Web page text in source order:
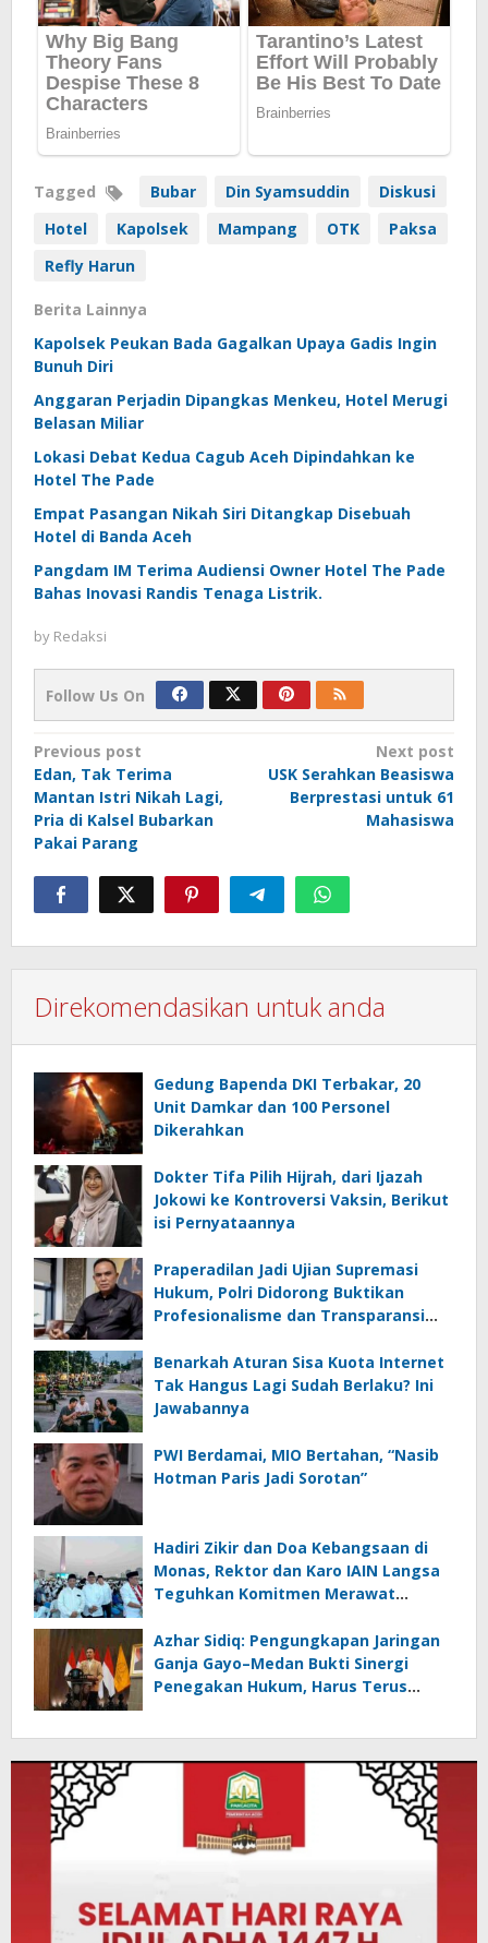
Tagged Bubar Din Syamsuddin
Diskusi
Hotel
Kapolsek Mampang OTK
Paksa
Refly Harun
Berita Lainnya
Kapolsek Peukan Bada Gagalkan Upaya Gadis Ingin
Bunuh Diri
Anggaran Perjadin Dipangkas Menkeu, Hotel Merugi
Belasan Miliar
Lokasi Debat Kedua Cagub Aceh Dipindahkan ke
Hotel The Pade
Empat Pasangan Nikah Siri Ditangkap Disebuah
Hotel di Banda Aceh
Pangdam IM Terima Audiensi Owner Hotel The Pade
Bahas Inovasi Randis Tenaga Listrik.
by Redaksi
Follow Us On
Post
navigation
Previous post
Edan, Tak Terima
Mantan Istri Nikah Lagi,
Pria di Kalsel Bubarkan
Pakai Parang
Next post
USK Serahkan Beasiswa
Berprestasi untuk 61
Mahasiswa
Direkomendasikan untuk anda
Gedung Bapenda DKI Terbakar, 20
Unit Damkar dan 100 Personel
Dikerahkan
Dokter Tifa Pilih Hijrah, dari Ijazah
Jokowi ke Kontroversi Vaksin, Berikut
isi Pernyataannya
Praperadilan Jadi Ujian Supremasi
Hukum, Polri Didorong Buktikan
Profesionalisme dan Transparansi
Benarkah Aturan Sisa Kuota Internet
Tak Hangus Lagi Sudah Berlaku? Ini
Jawabannya
PWI Berdamai, MIO Bertahan, “Nasib
Hotman Paris Jadi Sorotan”
Hadiri Zikir dan Doa Kebangsaan di
Monas, Rektor dan Karo IAIN Langsa
Teguhkan Komitmen Merawat
Azhar Sidiq: Pengungkapan Jaringan
Ganja Gayo–Medan Bukti Sinergi
Penegakan Hukum, Harus Terus